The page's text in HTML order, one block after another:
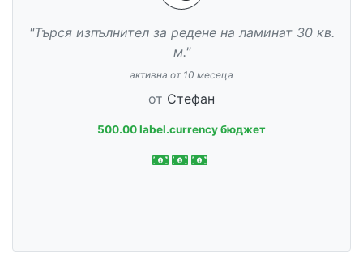
"Търся изпълнител за редене на ламинат 30 кв.
м."
активна от 10 месеца
от Стефан
500.00 label.currency бюджет